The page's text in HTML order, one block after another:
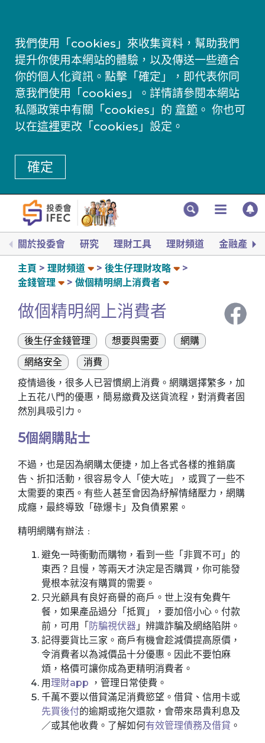
我們使用「cookies」來收集資料，幫助我們
提升你使用本網站的體驗，以及傳送一些適合
你的個人化資訊。點擊「確定」，即代表你同
意我們使用「cookies」。詳情請參閱本網站
私隱政策中有關「cookies」的 章節 。 你也可
以在這裡更改「cookies」設定。
確定
關於投委會 研究 理財工具 理財頻道 金融產品
主頁 理財頻道
後生仔理財攻略
金錢管理
做個精明網上消費者
做個精明網上消費者
後生仔金錢管理 想要與需要
網購
網絡安全
消費
疫情過後，很多人已習慣網上消費。網購選擇繁多，加
上五花八門的優惠，簡易繳費及送貨流程，對消費者固
然別具吸引力。
5個網購貼士
不過，也是因為網購太便捷，加上各式各樣的推銷廣
告、折扣活動，很容易令人「使大咗」，或買了一些不
太需要的東西。有些人甚至會因為紓解情緒壓力，網購
成癮，最終導致「碌爆卡」及負債累累。
精明網購有辦法﹕
避免一時衝動而購物，看到一些「非買不可」的
東西？且慢，等兩天才決定是否購買，你可能發
覺根本就沒有購買的需要。
只光顧具有良好商譽的商戶。世上沒有免費午
餐，如果產品過分「抵買」，要加倍小心。付款
前，可用「防騙視伏器 」辨識詐騙及網絡陷阱。
記得要貨比三家。商戶有機會趁減價提高原價，
令消費者以為減價品十分優惠。因此不要怕麻
煩，格價可讓你成為更精明消費者。
用理財app ，管理日常使費。
千萬不要以借貸滿足消費慾望。借貸、信用卡或
先買後付的逾期或拖欠還款，會帶來昂貴利息及
／或其他收費。了解如何有效管理債務及借貸 。